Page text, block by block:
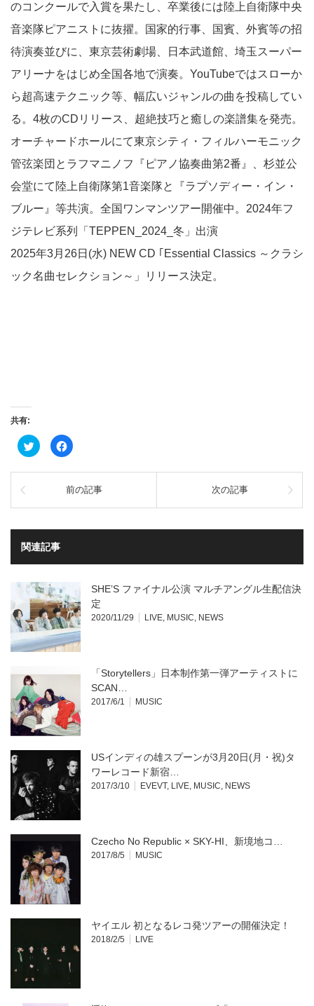
のコンクールで入賞を果たし、卒業後には陸上自衛隊中央
音楽隊ピアニストに抜擢。国家的行事、国賓、外賓等の招
待演奏並びに、東京芸術劇場、日本武道館、埼玉スーパー
アリーナをはじめ全国各地で演奏。YouTubeではスローか
ら超高速テクニック等、幅広いジャンルの曲を投稿してい
る。4枚のCDリリース、超絶技巧と癒しの楽譜集を発売。
オーチャードホールにて東京シティ・フィルハーモニック
管弦楽団とラフマニノフ『ピアノ協奏曲第2番』、杉並公
会堂にて陸上自衛隊第1音楽隊と『ラプソディー・イン・
ブルー』等共演。全国ワンマンツアー開催中。2024年フ
ジテレビ系列「TEPPEN_2024_冬」出演
2025年3月26日(水) NEW CD ｢Essential Classics ～クラシ
ック名曲セレクション～」リリース決定。
共有:
ク
リ
共
(新
い
ウ
ウ
で
開
き
ま
す)
Facebook
で
る
に
ク
ッ
(新
し
い
ウ
ィ
ン
ド
ウ
前の記事 次の記事
関連記事
SHE’S ファイナル公演 マルチアングル生配信決
定
2020/11/29 LIVE, MUSIC, NEWS
「Storytellers」日本制作第一弾アーティストに
SCAN…
2017/6/1 MUSIC
USインディの雄スプーンが3月20日(月・祝)タ
ワーレコード新宿…
2017/3/10 EVEVT, LIVE, MUSIC, NEWS
Czecho No Republic × SKY-HI、新境地コ…
2017/8/5 MUSIC
ヤイエル 初となるレコ発ツアーの開催決定！
2018/2/5 LIVE